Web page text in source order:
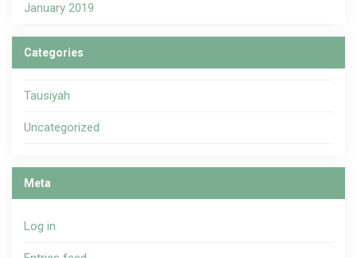
January 2019
Categories
Tausiyah
Uncategorized
Meta
Log in